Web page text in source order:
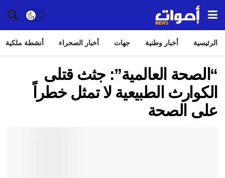
الرئيسية أخبار وطنية جهات أخبار الصحراء أنشطة ملكية
“الصحة العالمية”: جثث قتلى
الكوارث الطبيعية لا تمثل خطراً
على الصحة